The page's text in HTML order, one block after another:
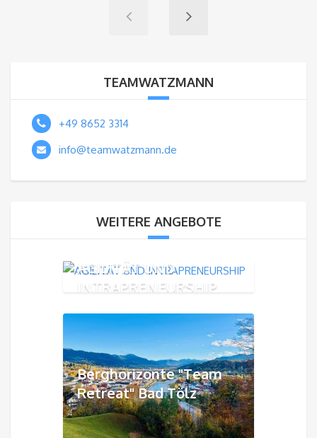
TEAMWATZMANN
+49 8652 3314
info@teamwatzmann.de
WEITERE ANGEBOTE
AGILITÄT UND
INTRAPRENEURSHIP
Berghorizonte "Team
Retreat" Bad Tölz